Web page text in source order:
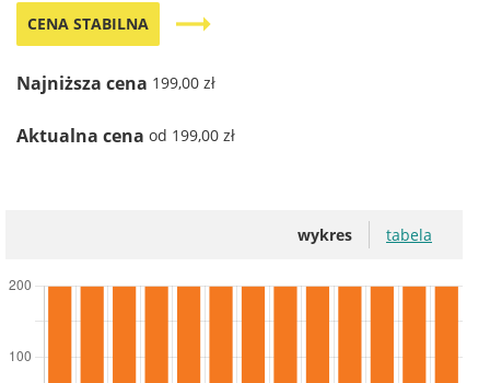
CENA STABILNA trending_flat
Najniższa cena 199,00 zł
Aktualna cena od 199,00 zł
wykres tabela